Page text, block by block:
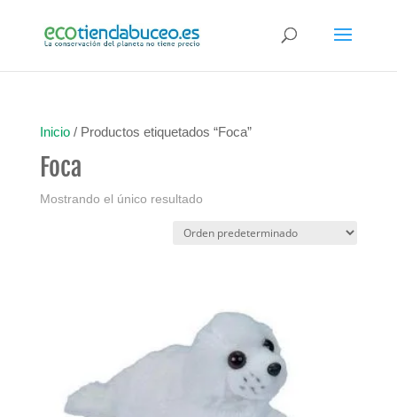
Inicio/ Productos etiquetados “Foca”
Foca
Mostrando el único resultado